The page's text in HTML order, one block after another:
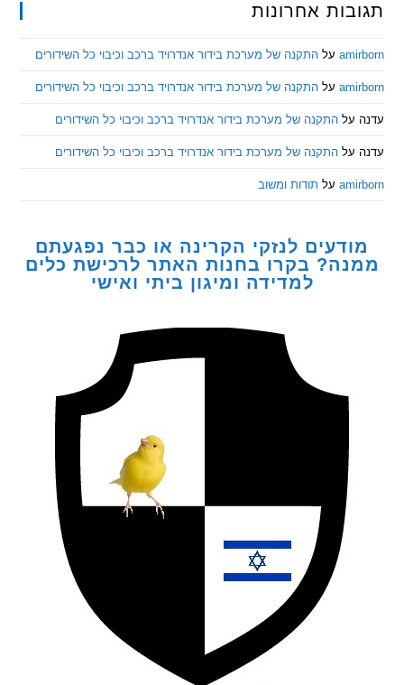
אחרונות
עלהתקנה של מערכת בידור אנדרויד ברכב וכיבוי כל השידורים
עלהתקנה של מערכת בידור אנדרויד ברכב וכיבוי כל השידורים
התקנה של מערכת בידור אנדרויד ברכב וכיבוי כל השידורים
התקנה של מערכת בידור אנדרויד ברכב וכיבוי כל השידורים
עלתודות ומשוב
לנזקי הקרינה או כבר נפגעתם
בקרו בחנות האתר לרכישת כלים
למדידה ומיגון ביתי ואישי